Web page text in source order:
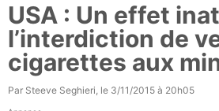
USA : Un effet
l’interdiction de
cigarettes aux
Par Steeve Seghieri, le 3/11/2015 à 20h05